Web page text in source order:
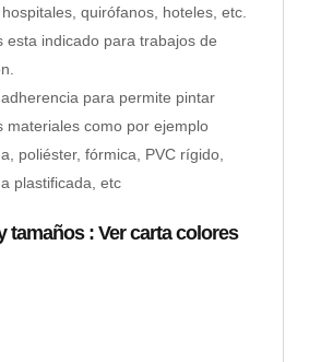
quirófanos, hoteles, etc.
esta indicado para trabajos de
para permite pintar
materiales como por ejemplo
poliéster, fórmica, PVC rígido,
plastificada, etc
tamaños: Ver carta colores